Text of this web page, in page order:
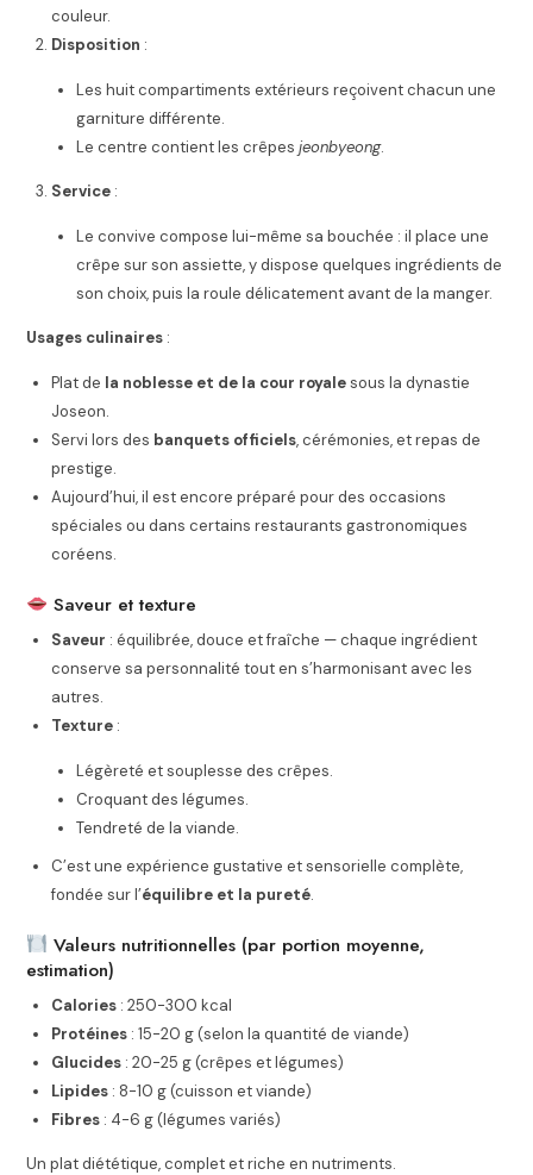
couleur.
Disposition :
Les huit compartiments extérieurs reçoivent chacun une
garniture différente.
Le centre contient les crêpes jeonbyeong.
Service :
Le convive compose lui-même sa bouchée : il place une
crêpe sur son assiette, y dispose quelques ingrédients de
son choix, puis la roule délicatement avant de la manger.
Usages culinaires :
Plat de la noblesse et de la cour royalesous la dynastie
Joseon.
Servi lors des banquets officiels, cérémonies, et repas de
prestige.
Aujourd’hui, il est encore préparé pour des occasions
spéciales ou dans certains restaurants gastronomiques
coréens.
Saveur et texture
Saveur : équilibrée, douce et fraîche — chaque ingrédient
conserve sa personnalité tout en s’harmonisant avec les
autres.
Texture :
Légèreté et souplesse des crêpes.
Croquant des légumes.
Tendreté de la viande.
C’est une expérience gustative et sensorielle complète,
fondée sur l’équilibre et la pureté.
Valeurs nutritionnelles (par portion moyenne,
estimation)
Calories : 250-300 kcal
Protéines : 15-20 g (selon la quantité de viande)
Glucides : 20-25 g (crêpes et légumes)
Lipides : 8-10 g (cuisson et viande)
Fibres : 4-6 g (légumes variés)
Un plat diététique, complet et riche en nutriments.